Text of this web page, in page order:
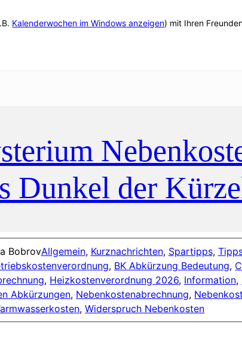
Kalenderwochen im Windows anzeigen) mit Ihren
Dunkel der
BobrovAllgemein, Kurznachrichten, Spartipps,
, BK Abkürzung Bedeutung,
, Heizkostenverordnung 2026, Information,
Abkürzungen, Nebenkostenabrechnung,
, Widerspruch Nebenkosten